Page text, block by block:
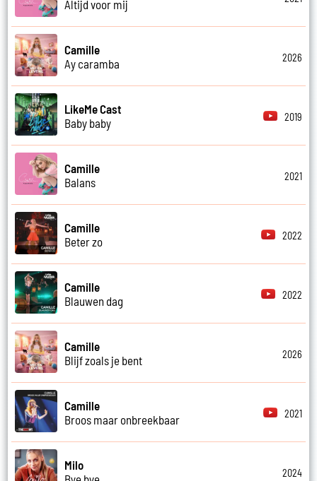
Altijd voor mij
Camille
Ay caramba
2026
LikeMe Cast
Baby baby
2019
Camille
Balans
2021
Camille
Beter zo
2022
Camille
Blauwen dag
2022
Camille
Blijf zoals je bent
2026
Camille
Broos maar onbreekbaar
2021
Milo
2024